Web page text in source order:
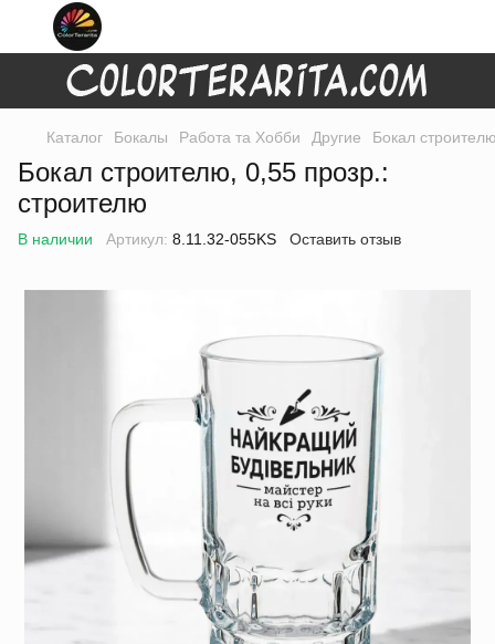
Каталог Бокалы Работа та Хобби Другие Бокал
Бокал строителю, 0,55 прозр.:
строителю
В наличии Артикул: 8.11.32-055KS Оставить отзыв